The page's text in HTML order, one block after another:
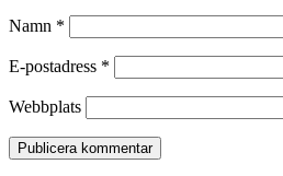
Namn *
E-postadress *
Webbplats